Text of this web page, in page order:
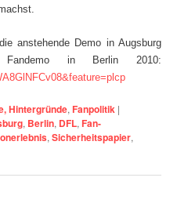
anstehende Demo in Augsburg
in Berlin 2010:
Hintergründe, Fanpolitik |
, Berlin, DFL, Fan-
,Sicherheitspapier,